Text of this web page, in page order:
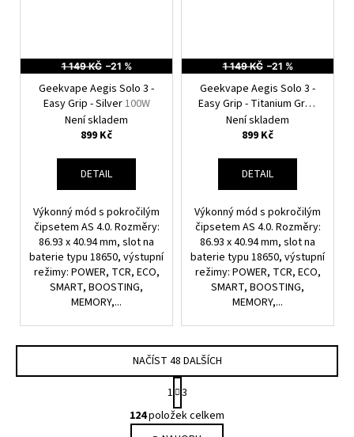
1 149 KČ –21 %
Geekvape Aegis Solo 3 -
Easy Grip - Silver100W
Není skladem
899 Kč
DETAIL
Výkonný mód s pokročilým
čipsetem AS 4.0. Rozměry:
86.93 x 40.94 mm, slot na
baterie typu 18650, výstupní
režimy: POWER, TCR, ECO,
SMART, BOOSTING,
MEMORY,...
1 149 KČ –21 %
Geekvape Aegis Solo 3 -
Easy Grip - Titanium Grey
100W
Není skladem
899 Kč
DETAIL
Výkonný mód s pokročilým
čipsetem AS 4.0. Rozměry:
86.93 x 40.94 mm, slot na
baterie typu 18650, výstupní
režimy: POWER, TCR, ECO,
SMART, BOOSTING,
MEMORY,...
O
V
NAČÍST 48 DALŠÍCH
S
T
R
Á
1 3
124položek celkem